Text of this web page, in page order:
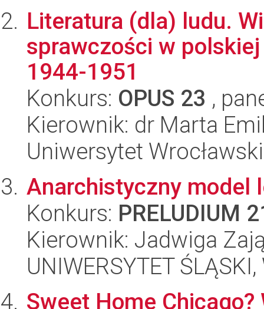
Literatura (dla) ludu.
sprawczości w
1944-1951
Konkurs: OPUS 23 ,
Kierownik: dr Marta
Uniwersytet
Anarchistyczny model
Konkurs: PRELUDIUM
Kierownik: Jadwiga
UNIWERSYTET
Sweet Home